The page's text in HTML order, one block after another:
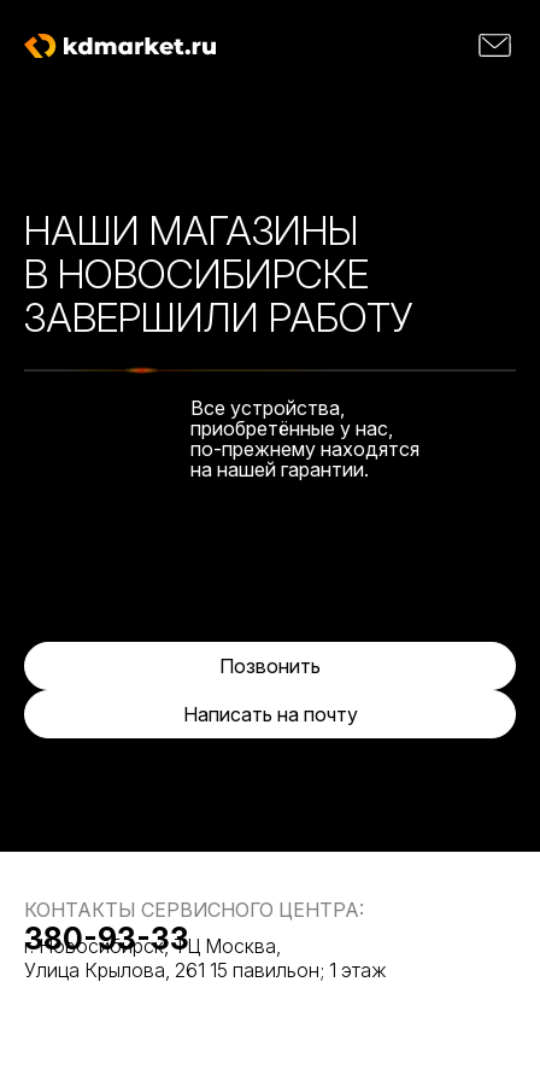
НАШИ МАГАЗИНЫ
В НОВОСИБИРСКЕ
ЗАВЕРШИЛИ РАБОТУ
Все устройства,
приобретённые у нас,
по-прежнему находятся
на нашей гарантии.
Написать на почту
Позвонить
КОНТАКТЫ СЕРВИСНОГО ЦЕНТРА:
г. Новосибирск, ТЦ Москва,
Улица Крылова, 261 15 павильон; 1 этаж
380-93-33